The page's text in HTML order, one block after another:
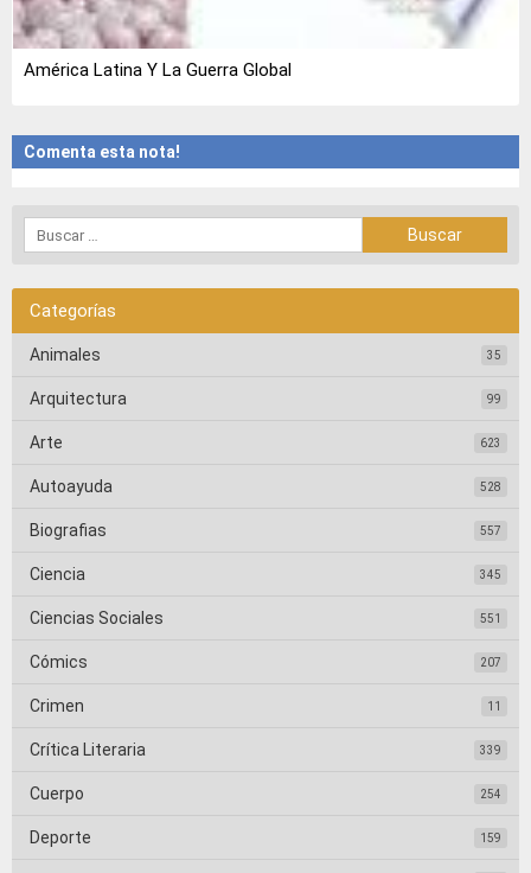
América Latina Y La Guerra Global
Comenta esta nota!
Categorías
Animales 35
Arquitectura 99
Arte 623
Autoayuda 528
Biografias 557
Ciencia 345
Ciencias Sociales 551
Cómics 207
Crimen 11
Crítica Literaria 339
Cuerpo 254
Deporte 159